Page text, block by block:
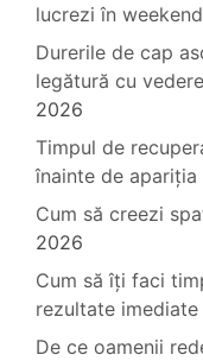
lucrezi în weekend
Durerile de cap
legătură cu
2026
Timpul de
înainte de apariția
Cum să creezi
2026
Cum să îți faci
rezultate imediate
De ce oamenii